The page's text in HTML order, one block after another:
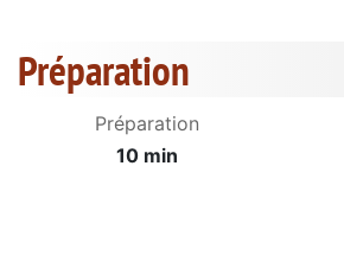
Préparation
Préparation
10 min